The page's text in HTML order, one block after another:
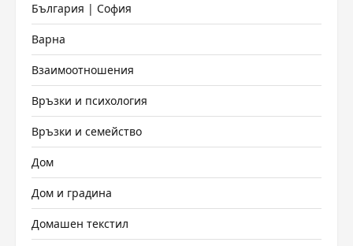
България | София
Варна
Взаимоотношения
Връзки и психология
Връзки и семейство
Дом
Дом и градина
Домашен текстил